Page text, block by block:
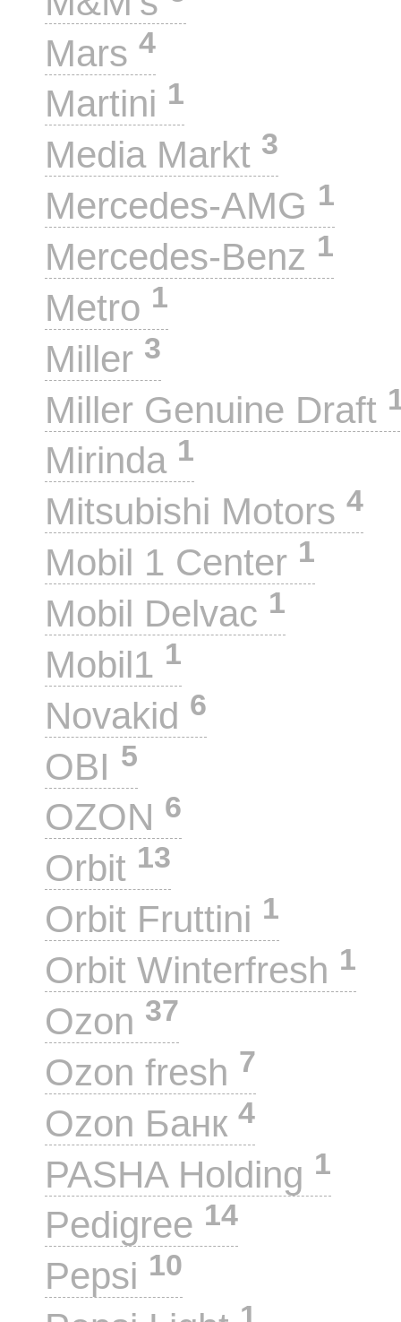
Mars 4
Martini 1
Media Markt 3
Mercedes-AMG 1
Mercedes-Benz 1
Metro 1
Miller 3
Miller Genuine Draft
Mirinda 1
Mitsubishi Motors 4
Mobil 1 Center 1
Mobil Delvac 1
Mobil1 1
Novakid 6
OBI 5
OZON 6
Orbit 13
Orbit Fruttini 1
Orbit Winterfresh 1
Ozon 37
Ozon fresh 7
Ozon Банк 4
PASHA Holding 1
Pedigree 14
Pepsi 10